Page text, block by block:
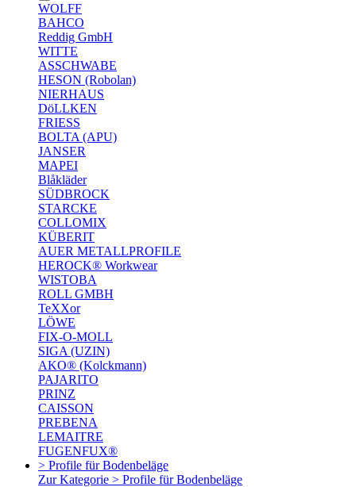
WOLFF
BAHCO
Reddig GmbH
WITTE
ASSCHWABE
HESON (Robolan)
NIERHAUS
DöLLKEN
FRIESS
BOLTA (APU)
JANSER
MAPEI
Blåkläder
SÜDBROCK
STARCKE
COLLOMIX
KÜBERIT
AUER METALLPROFILE
HEROCK® Workwear
WISTOBA
ROLL GMBH
TeXXor
LÖWE
FIX-O-MOLL
SIGA (UZIN)
AKO® (Kolckmann)
PAJARITO
PRINZ
CAISSON
PREBENA
LEMAITRE
FUGENFUX®
> Profile für Bodenbeläge
Zur Kategorie > Profile für Bodenbeläge